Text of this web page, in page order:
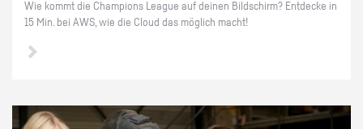
Wie kommt die Cham­pi­ons Le­ague auf dei­nen Bild­schirm? Ent­de­cke in
15 Min. bei AWS, wie die Cloud das mög­lich macht!